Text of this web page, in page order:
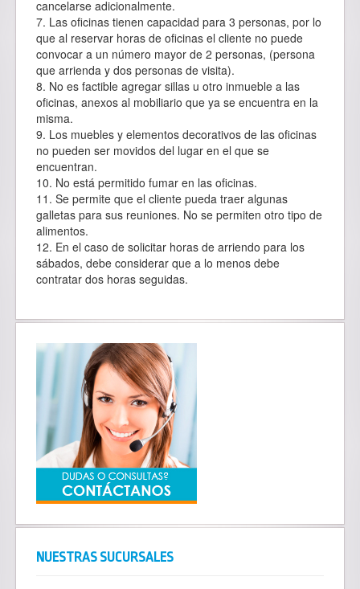
cancelarse adicionalmente.
7. Las oficinas tienen capacidad para 3 personas, por lo
que al reservar horas de oficinas el cliente no puede
convocar a un número mayor de 2 personas, (persona
que arrienda y dos personas de visita).
8. No es factible agregar sillas u otro inmueble a las
oficinas, anexos al mobiliario que ya se encuentra en la
misma.
9. Los muebles y elementos decorativos de las oficinas
no pueden ser movidos del lugar en el que se
encuentran.
10. No está permitido fumar en las oficinas.
11. Se permite que el cliente pueda traer algunas
galletas para sus reuniones. No se permiten otro tipo de
alimentos.
12. En el caso de solicitar horas de arriendo para los
sábados, debe considerar que a lo menos debe
contratar dos horas seguidas.
NUESTRAS SUCURSALES